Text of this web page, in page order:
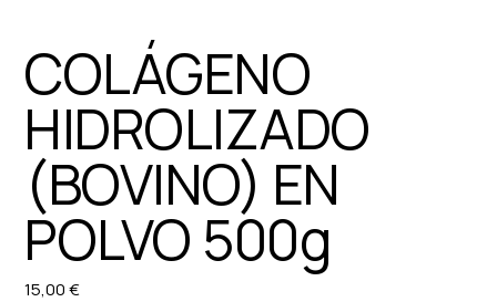
COLÁGENO
HIDROLIZADO
(BOVINO) EN
POLVO 500g
Preu
15,00 €